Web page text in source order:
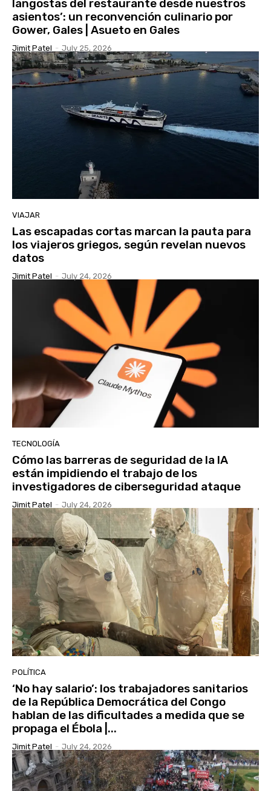
langostas del restaurante desde nuestros
asientos’: un reconvención culinario por
Gower, Gales | Asueto en Gales
Jimit Patel - July 25, 2026
VIAJAR
Las escapadas cortas marcan la pauta para
los viajeros griegos, según revelan nuevos
datos
Jimit Patel - July 24, 2026
TECNOLOGÍA
Cómo las barreras de seguridad de la IA
están impidiendo el trabajo de los
investigadores de ciberseguridad ataque
Jimit Patel - July 24, 2026
POLÍTICA
‘No hay salario’: los trabajadores sanitarios
de la República Democrática del Congo
hablan de las dificultades a medida que se
propaga el Ébola |...
Jimit Patel - July 24, 2026